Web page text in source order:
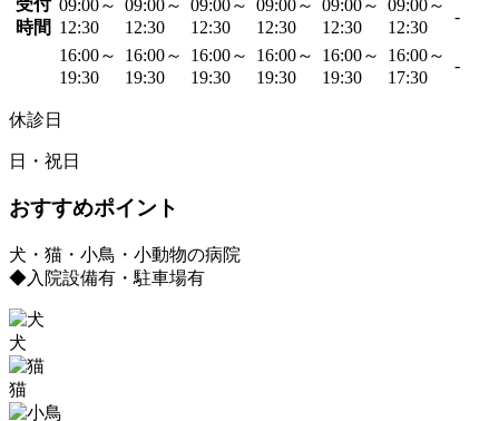
時間
09:00～
12:30
09:00～
12:30
09:00～
12:30
09:00～
12:30
09:00～
12:30
09:00～
12:30
-
16:00～
19:30
16:00～
19:30
16:00～
19:30
16:00～
19:30
16:00～
19:30
16:00～
17:30
-
休診日
日・祝日
おすすめポイント
犬・猫・小鳥・小動物の病院
◆入院設備有・駐車場有
犬
猫